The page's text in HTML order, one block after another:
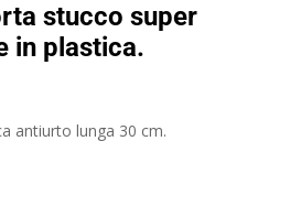
stucco super
in plastica.
antiurto lunga 30 cm.